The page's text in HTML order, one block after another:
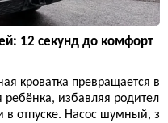
12 секунд до комфорт
кроватка превращается в
избавляя родител
в отпуске. Насос шумный, з